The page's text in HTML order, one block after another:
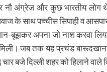
अंग्रेज और कुछ भारतीय लोग
के साथ पच्चीस सिपाही व
बूझकर अपना जो नाश करवा
जब तक यह प्रचंड
चार बजे दिल्ली शहर को हिलाने